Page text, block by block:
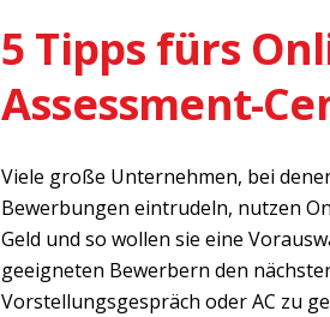
5 Tipps fürs
Assessment-
Viele große Unternehmen, bei
Bewerbungen eintrudeln, nutzen
Geld und so wollen sie eine
geeigneten Bewerbern den
Vorstellungsgespräch oder AC zu